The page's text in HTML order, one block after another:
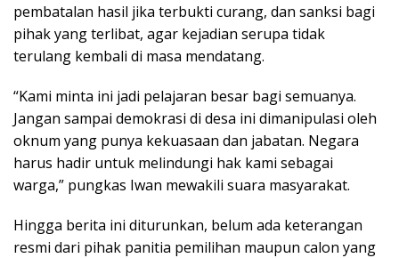
pembatalan hasil jika terbukti curang, dan sanksi bagi
pihak yang terlibat, agar kejadian serupa tidak
terulang kembali di masa mendatang.
“Kami minta ini jadi pelajaran besar bagi semuanya.
Jangan sampai demokrasi di desa ini dimanipulasi oleh
oknum yang punya kekuasaan dan jabatan. Negara
harus hadir untuk melindungi hak kami sebagai
warga,” pungkas Iwan mewakili suara masyarakat.
Hingga berita ini diturunkan, belum ada keterangan
resmi dari pihak panitia pemilihan maupun calon yang